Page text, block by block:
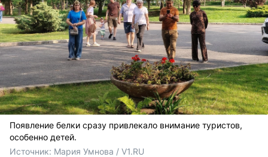
Появление белки сразу привлекало внимание туристов,
особенно детей.
Источник: Мария Умнова / V1.RU